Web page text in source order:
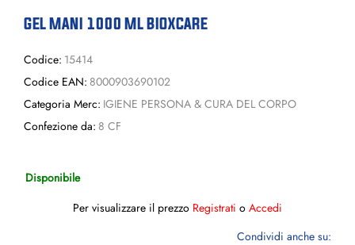
GEL MANI 1000 ML BIOXCARE
Codice: 15414
Codice EAN: 8000903690102
Categoria Merc: IGIENE PERSONA & CURA DEL CORPO
Confezione da: 8 CF
Disponibile
Per visualizzare il prezzo Registrati o Accedi
Condividi anche su: